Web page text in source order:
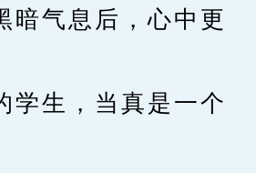
暗气息后，心中更
生，当真是一个